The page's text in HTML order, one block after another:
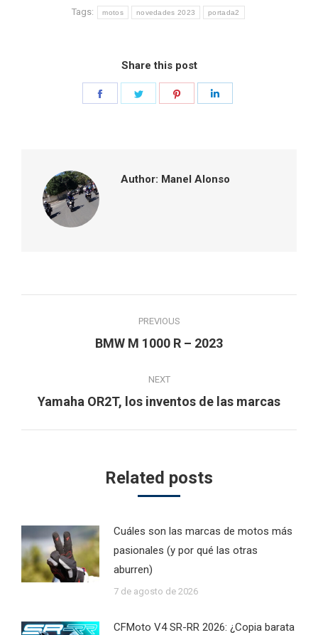
Tags: motos novedades 2023 portada2
Share this post
Author: Manel Alonso
navigation
PREVIOUS
Previous
BMW M 1000 R – 2023
NEXT
Next
Yamaha OR2T, los inventos de las marcas
Related posts
Cuáles son las marcas de motos más
pasionales (y por qué las otras
aburren)
7 de agosto de 2026
CFMoto V4 SR-RR 2026: ¿Copia barata